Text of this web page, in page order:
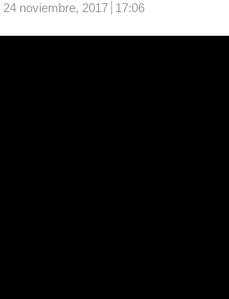
24 noviembre, 2017 17:06